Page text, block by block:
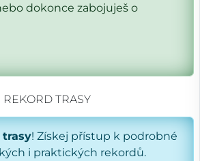
dokonce zabojuješ o
REKORD TRASY
trasy! Získej přístup k podrobné
i praktických rekordů.